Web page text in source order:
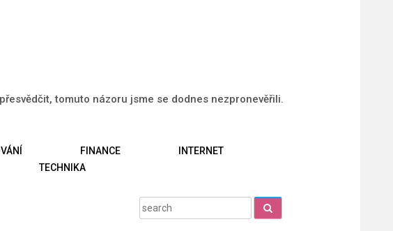
tomuto názoru jsme se dodnes nezpronevěřili.
FINANCE
INTERNET
TECHNIKA
Search
for: